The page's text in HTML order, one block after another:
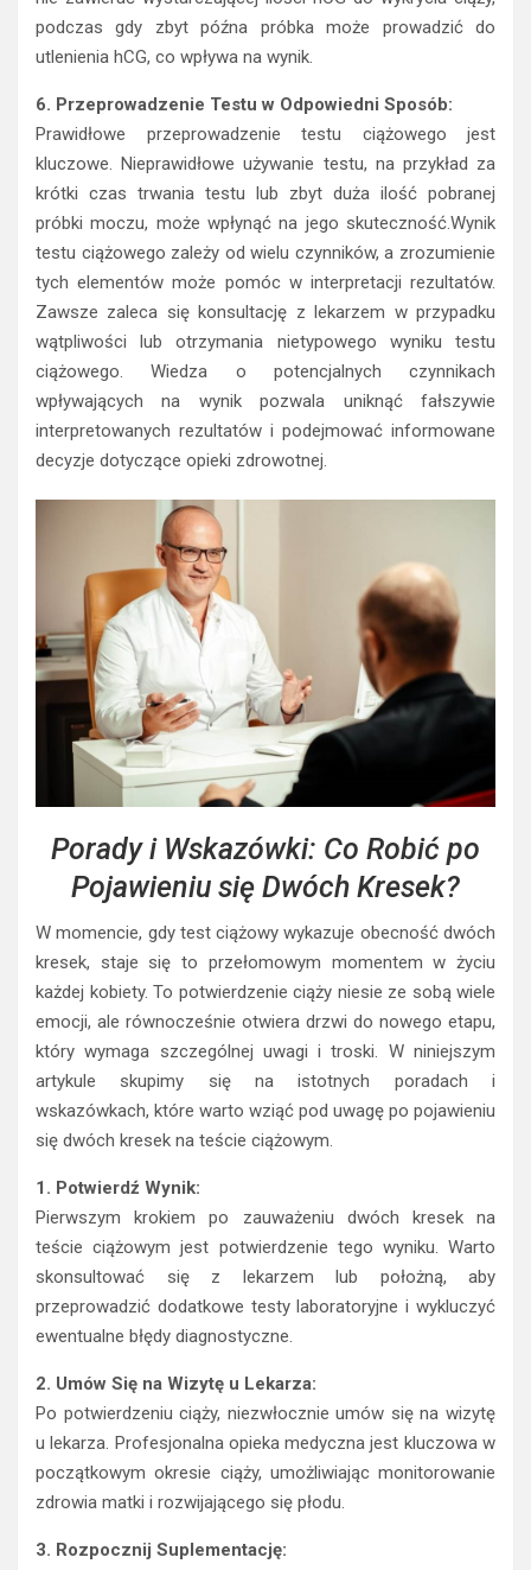
podczas gdy zbyt późna próbka może prowadzić do
utlenienia hCG, co wpływa na wynik.
6. Przeprowadzenie Testu w Odpowiedni Sposób:
Prawidłowe przeprowadzenie testu ciążowego jest
kluczowe. Nieprawidłowe używanie testu, na przykład za
krótki czas trwania testu lub zbyt duża ilość pobranej
próbki moczu, może wpłynąć na jego skuteczność.Wynik
testu ciążowego zależy od wielu czynników, a zrozumienie
tych elementów może pomóc w interpretacji rezultatów.
Zawsze zaleca się konsultację z lekarzem w przypadku
wątpliwości lub otrzymania nietypowego wyniku testu
ciążowego. Wiedza o potencjalnych czynnikach
wpływających na wynik pozwala uniknąć fałszywie
interpretowanych rezultatów i podejmować informowane
decyzje dotyczące opieki zdrowotnej.
Porady i Wskazówki: Co Robić po
Pojawieniu się Dwóch Kresek?
W momencie, gdy test ciążowy wykazuje obecność dwóch
kresek, staje się to przełomowym momentem w życiu
każdej kobiety. To potwierdzenie ciąży niesie ze sobą wiele
emocji, ale równocześnie otwiera drzwi do nowego etapu,
który wymaga szczególnej uwagi i troski. W niniejszym
artykule skupimy się na istotnych poradach i
wskazówkach, które warto wziąć pod uwagę po pojawieniu
się dwóch kresek na teście ciążowym.
1. Potwierdź Wynik:
Pierwszym krokiem po zauważeniu dwóch kresek na
teście ciążowym jest potwierdzenie tego wyniku. Warto
skonsultować się z lekarzem lub położną, aby
przeprowadzić dodatkowe testy laboratoryjne i wykluczyć
ewentualne błędy diagnostyczne.
2. Umów Się na Wizytę u Lekarza:
Po potwierdzeniu ciąży, niezwłocznie umów się na wizytę
u lekarza. Profesjonalna opieka medyczna jest kluczowa w
początkowym okresie ciąży, umożliwiając monitorowanie
zdrowia matki i rozwijającego się płodu.
3. Rozpocznij Suplementację: